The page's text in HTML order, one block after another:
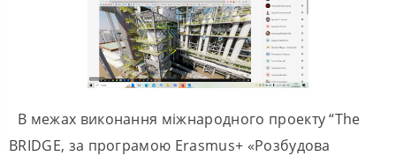
В межах виконання міжнародного проекту “The
BRIDGE, за програмою Erasmus+ «Розбудова